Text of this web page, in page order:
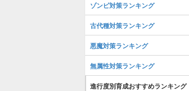
ゾンビ対策ランキング
古代種対策ランキング
悪魔対策ランキング
無属性対策ランキング
進行度別育成おすすめランキング